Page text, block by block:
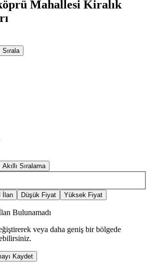
Mahallesi Kiralık
Sırala
Akıllı Sıralama
İlan Düşük Fiyat Yüksek Fiyat
Bulunamadı
veya daha geniş bir bölgede
Kaydet